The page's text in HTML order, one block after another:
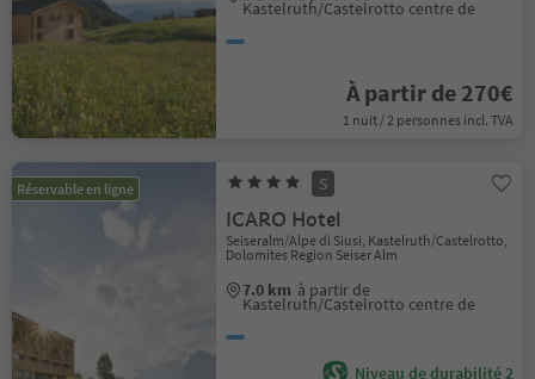
Kastelruth/Castelrotto centre de
À partir de 270€
1 nuit / 2 personnes incl. TVA
Réservable en ligne S
ICARO Hotel
Seiseralm/Alpe di Siusi, Kastelruth/Castelrotto,
Dolomites Region Seiser Alm
7.0 km à partir de
Kastelruth/Castelrotto centre de
Niveau de durabilité 2